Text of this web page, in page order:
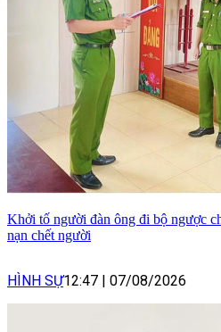
Khởi tố người đàn ông đi bộ ngược
nạn chết người
HÌNH SỰ12:47 07/08/2026